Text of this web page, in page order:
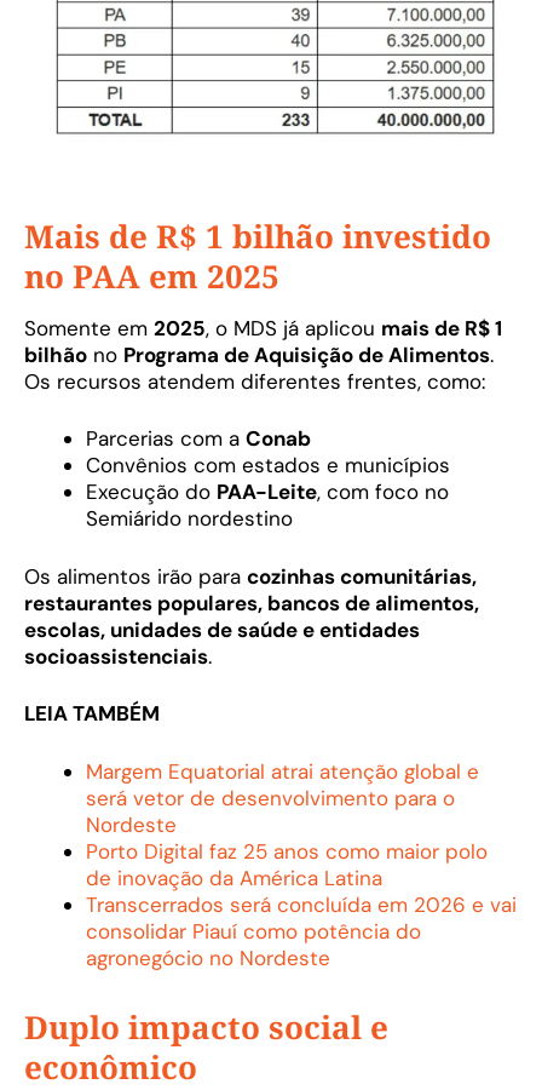
Mais de R$ 1 bilhão investido
no PAA em 2025
Somente em 2025, o MDS já aplicou mais de R$ 1
bilhão no Programa de Aquisição de Alimentos.
Os recursos atendem diferentes frentes, como:
Parcerias com a Conab
Convênios com estados e municípios
Execução do PAA-Leite, com foco no
Semiárido nordestino
Os alimentos irão para cozinhas comunitárias,
restaurantes populares, bancos de alimentos,
escolas, unidades de saúde e entidades
socioassistenciais.
LEIA TAMBÉM
Margem Equatorial atrai atenção global e
será vetor de desenvolvimento para o
Nordeste
Porto Digital faz 25 anos como maior polo
de inovação da América Latina
Transcerrados será concluída em 2026 e vai
consolidar Piauí como potência do
agronegócio no Nordeste
Duplo impacto social e
econômico